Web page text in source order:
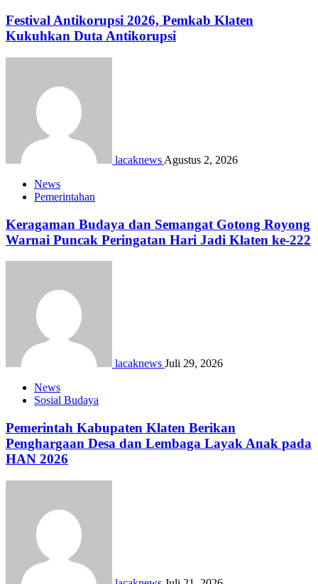
Festival Antikorupsi 2026, Pemkab Klaten
Kukuhkan Duta Antikorupsi
lacaknews Agustus 2, 2026
News
Pemerintahan
Keragaman Budaya dan Semangat Gotong Royong
Warnai Puncak Peringatan Hari Jadi Klaten ke-222
lacaknews Juli 29, 2026
News
Sosial Budaya
Pemerintah Kabupaten Klaten Berikan
Penghargaan Desa dan Lembaga Layak Anak pada
HAN 2026